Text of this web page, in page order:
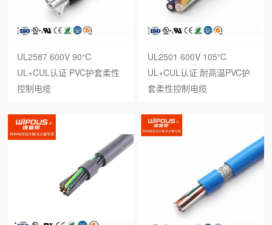
UL2587 600V 90℃
UL+CUL认证 PVC护套柔性
控制电缆
UL2501 600V 105℃
UL+CUL认证 耐高温PVC护
套柔性控制电缆